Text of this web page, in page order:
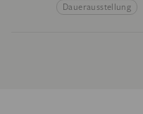
Dauerausstellung